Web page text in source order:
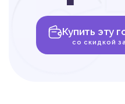
Купить эту
со скидкой